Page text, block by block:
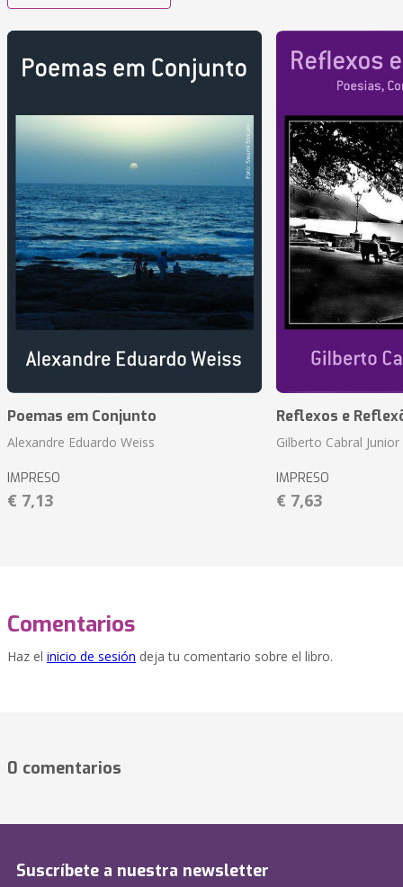
Poemas em Conjunto
Alexandre Eduardo Weiss
IMPRESO
€ 7,13
Reflexos e
Gilberto Cabral Junior
IMPRESO
€ 7,63
Comentarios
Haz el inicio de sesión deja tu comentario sobre el libro.
0 comentarios
Suscríbete a nuestra newsletter